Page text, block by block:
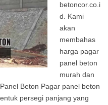
betoncor.co.i
d. Kami
akan
membahas
harga pagar
panel beton
murah dan
Beton Pagar panel beton
persegi panjang yang